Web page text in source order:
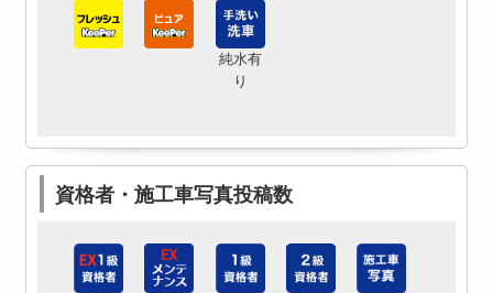
純水有
り
資格者・施工車写真投稿数